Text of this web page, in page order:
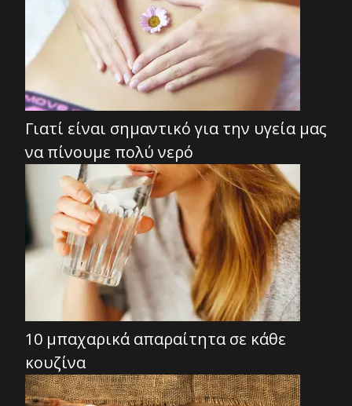
Γιατί είναι σημαντικό για την υγεία μας
να πίνουμε πολύ νερό
10 μπαχαρικά απαραίτητα σε κάθε
κουζίνα